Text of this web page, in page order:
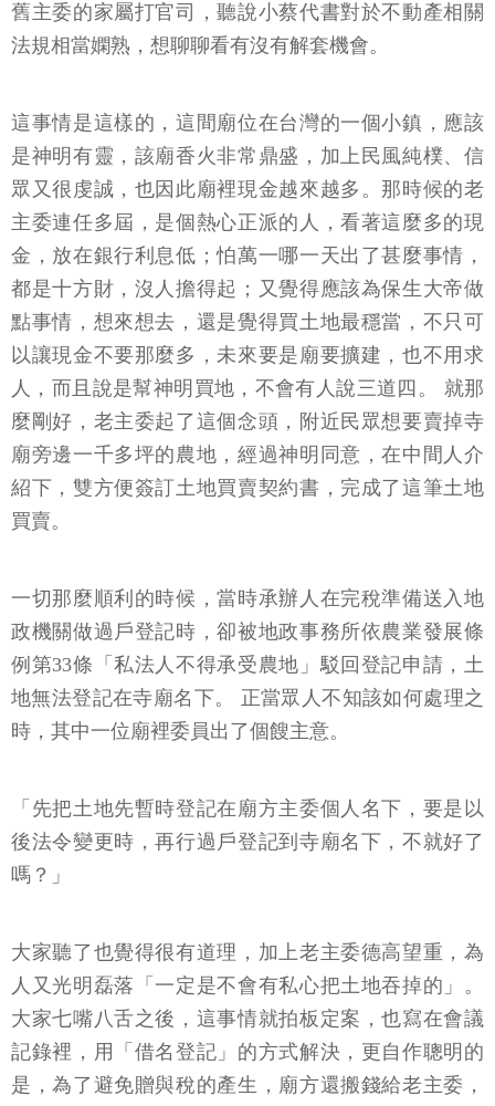
舊主委的家屬打官司，聽說小蔡代書對於不動產相關
法規相當嫻熟，想聊聊看有沒有解套機會。
這事情是這樣的，這間廟位在台灣的一個小鎮，應該
是神明有靈，該廟香火非常鼎盛，加上民風純樸、信
眾又很虔誠，也因此廟裡現金越來越多。那時候的老
主委連任多屆，是個熱心正派的人，看著這麼多的現
金，放在銀行利息低；怕萬一哪一天出了甚麼事情，
都是十方財，沒人擔得起；又覺得應該為保生大帝做
點事情，想來想去，還是覺得買土地最穩當，不只可
以讓現金不要那麼多，未來要是廟要擴建，也不用求
人，而且說是幫神明買地，不會有人說三道四。 就那
麼剛好，老主委起了這個念頭，附近民眾想要賣掉寺
廟旁邊一千多坪的農地，經過神明同意，在中間人介
紹下，雙方便簽訂土地買賣契約書，完成了這筆土地
買賣。
一切那麼順利的時候，當時承辦人在完稅準備送入地
政機關做過戶登記時，卻被地政事務所依農業發展條
例第33條「私法人不得承受農地」駁回登記申請，土
地無法登記在寺廟名下。 正當眾人不知該如何處理之
時，其中一位廟裡委員出了個餿主意。
「先把土地先暫時登記在廟方主委個人名下，要是以
後法令變更時，再行過戶登記到寺廟名下，不就好了
嗎？」
大家聽了也覺得很有道理，加上老主委德高望重，為
人又光明磊落「一定是不會有私心把土地吞掉的」。
大家七嘴八舌之後，這事情就拍板定案，也寫在會議
記錄裡，用「借名登記」的方式解決，更自作聰明的
是，為了避免贈與稅的產生，廟方還搬錢給老主委，